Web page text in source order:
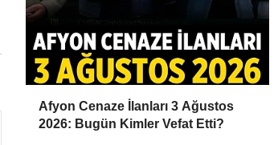
Afyon Cenaze İlanları 3 Ağustos
2026: Bugün Kimler Vefat Etti?